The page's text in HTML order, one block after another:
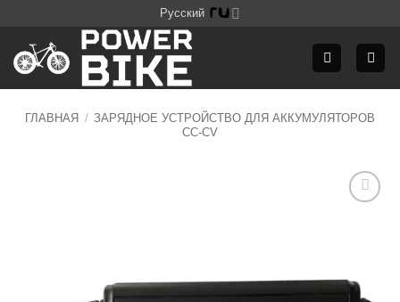
content
Русский
ГЛАВНАЯ / ЗАРЯДНОЕ УСТРОЙСТВО ДЛЯ АККУМУЛЯТОРОВ
CC-CV